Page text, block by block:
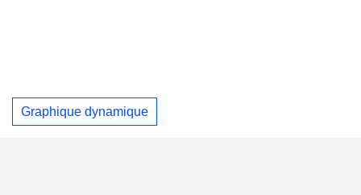
Graphique dynamique